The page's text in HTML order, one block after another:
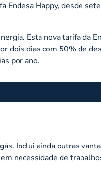
Endesa Happy, desde
Esta nova tarifa da
dois dias com 50% de
por ano.
Inclui ainda outras
necessidade de